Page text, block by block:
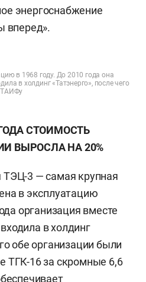
энергоснабжение
вперед».
в 1968 году. До 2010 года она
в холдинг «Татэнерго», после чего
ТАИФу
СТОИМОСТЬ
ВЫРОСЛА НА 20%
3 — самая крупная
в эксплуатацию
организация вместе
в холдинг
обе организации были
ТГК-16 за скромные 6,6